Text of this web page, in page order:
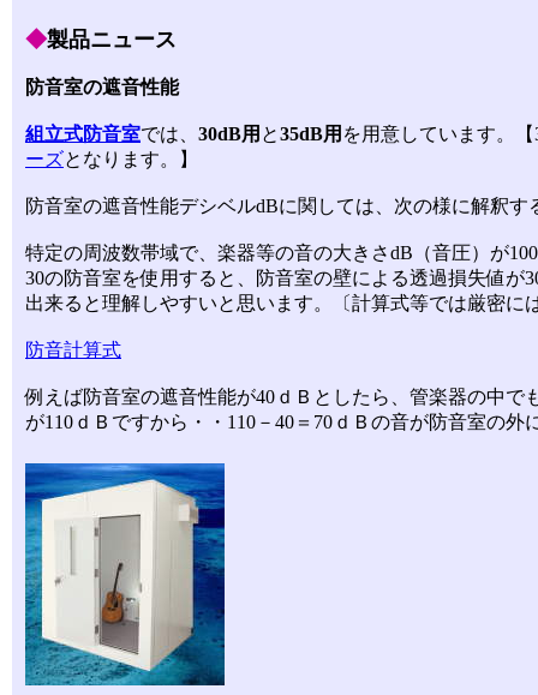
◆製品ニュース
防音室の遮音性能
組立式防音室では、 30dB用 と35dB用 を用意しています。
ーズとなります。】
防音室の遮音性能デシベルdBに関しては、次の様に解釈す
特定の周波数帯域で、楽器等の音の大きさdB（音圧）が
30の防音室を使用すると、防音室の壁による透過損失値が
出来ると理解しやすいと思います。〔計算式等では厳密に
防音計算式
例えば防音室の遮音性能が40ｄＢとしたら、管楽器の中で
が110ｄＢですから・・110－40＝70ｄＢの音が防音室の外